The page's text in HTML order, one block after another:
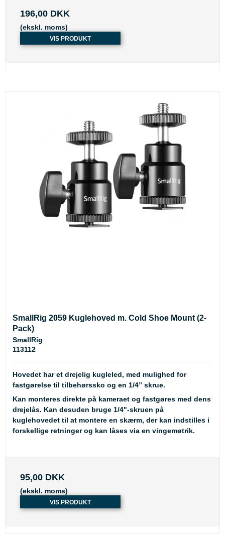
196,00 DKK
(ekskl. moms)
VIS PRODUKT
SmallRig 2059 Kuglehoved m. Cold Shoe Mount (2-
Pack)
SmallRig
113112
Hovedet har et drejelig kugleled, med mulighed for
fastgørelse til tilbehørssko og en 1/4” skrue.
Kan monteres direkte på kameraet og fastgøres med dens
drejelås. Kan desuden bruge 1/4"-skruen på
kuglehovedet til at montere en skærm, der kan indstilles i
forskellige retninger og kan låses via en vingemøtrik.
95,00 DKK
(ekskl. moms)
VIS PRODUKT